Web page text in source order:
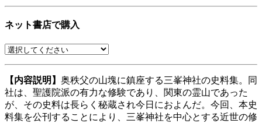
ネット書店で購入
【内容説明】 奥秩父の山塊に鎮座する三峯神社の史料集。同
社は、聖護院派の有力な修験であり、関東の霊山であった
が、その史料は長らく秘蔵され今日におよんだ。今回、本史
料集を公刊することにより、三峯神社を中心とする近世の修